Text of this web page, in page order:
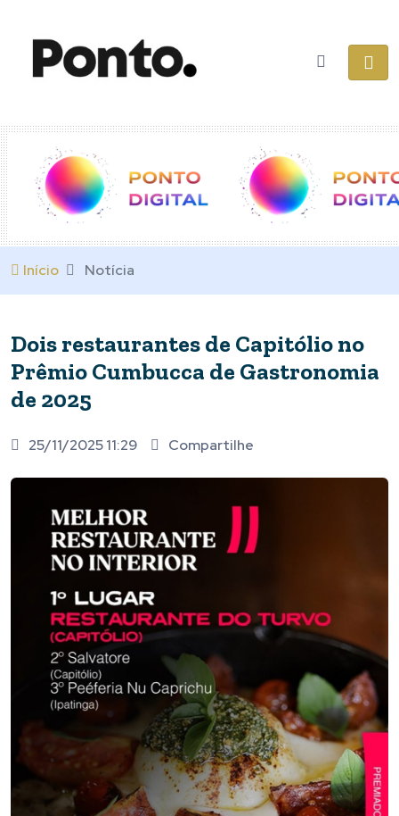
Início Notícia
Dois restaurantes de Capitólio no
Prêmio Cumbucca de Gastronomia
de 2025
25/11/2025 11:29 Compartilhe